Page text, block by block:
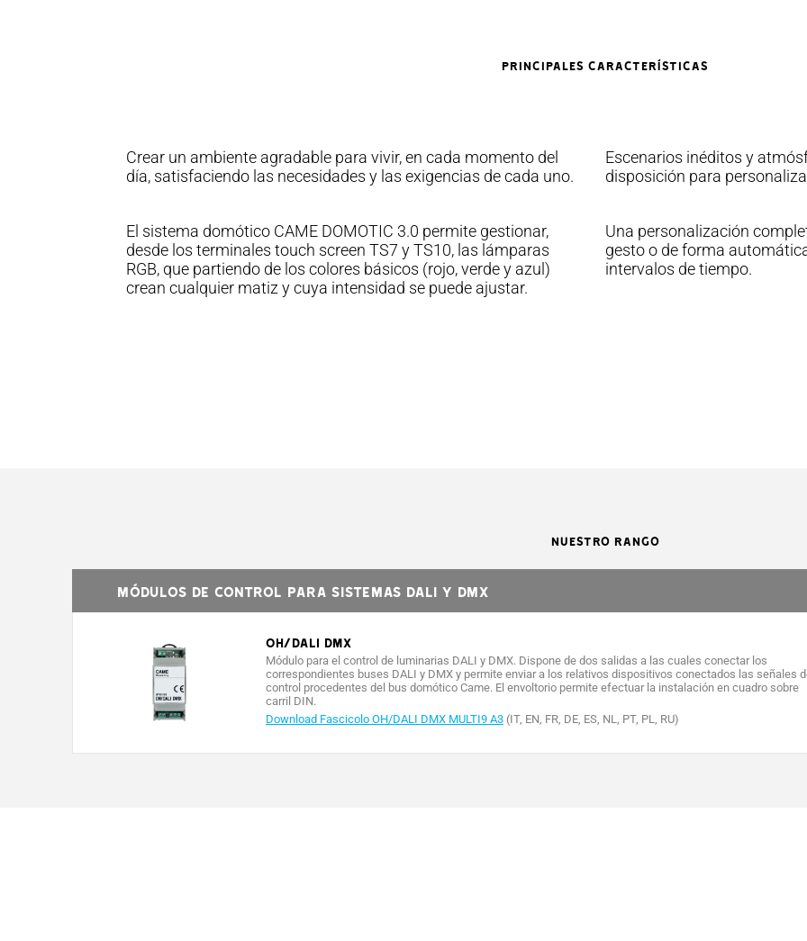
PRINCIPALES CARACTERÍSTICAS
Crear un ambiente agradable para vivir, en cada momento del
día, satisfaciendo las necesidades y las exigencias de cada uno.
Escenarios inéditos y
disposición para
El sistema domótico CAME DOMOTIC 3.0 permite gestionar,
desde los terminales touch screen TS7 y TS10, las lámparas
RGB, que partiendo de los colores básicos (rojo, verde y azul)
crean cualquier matiz y cuya intensidad se puede ajustar.
Una personalización
gesto o de forma
intervalos de tiempo.
NUESTRO RANGO
MÓDULOS DE CONTROL PARA SISTEMAS DALI Y DMX
OH/DALI DMX
Módulo para el control de luminarias DALI y DMX. Dispone de dos salidas a las cuales conectar los
correspondientes buses DALI y DMX y permite enviar a los relativos dispositivos conectados las señales
control procedentes del bus domótico Came. El envoltorio permite efectuar la instalación en cuadro sobre
carril DIN.
Download Fascicolo OH/DALI DMX MULTI9 A3 (IT, EN, FR, DE, ES, NL, PT, PL, RU)